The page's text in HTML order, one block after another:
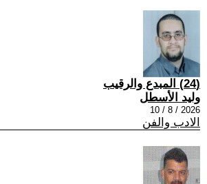
(24) المبدع والرقيب
وليد الأسطل
2026 / 8 / 10
الادب والفن